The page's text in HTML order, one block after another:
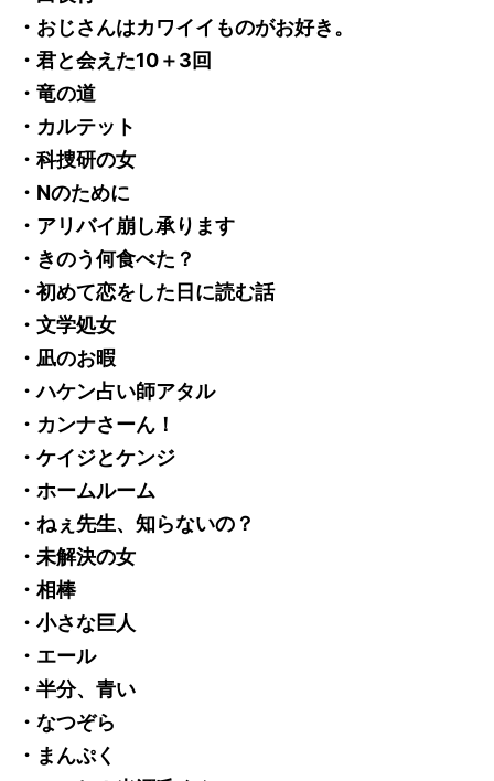
・おじさんはカワイイものがお好き。
・君と会えた10＋3回
・竜の道
・カルテット
・科捜研の女
・Nのために
・アリバイ崩し承ります
・きのう何食べた？
・初めて恋をした日に読む話
・文学処女
・凪のお暇
・ハケン占い師アタル
・カンナさーん！
・ケイジとケンジ
・ホームルーム
・ねぇ先生、知らないの？
・未解決の女
・相棒
・小さな巨人
・エール
・半分、青い
・なつぞら
・まんぷく